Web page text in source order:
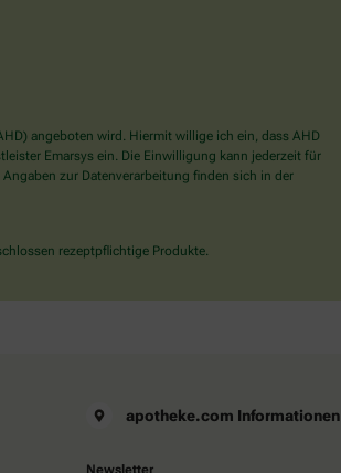
angeboten wird. Hiermit willige ich ein, dass AHD
Emarsys ein. Die Einwilligung kann jederzeit für
zur Datenverarbeitung finden sich in der
rezeptpflichtige Produkte.
apotheke.com Informationen
Newsletter